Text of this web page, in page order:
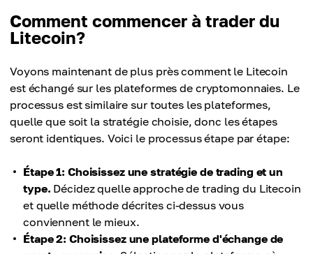
Comment commencer à trader du
Litecoin?
Voyons maintenant de plus près comment le Litecoin
est échangé sur les plateformes de cryptomonnaies. Le
processus est similaire sur toutes les plateformes,
quelle que soit la stratégie choisie, donc les étapes
seront identiques. Voici le processus étape par étape:
Étape 1: Choisissez une stratégie de trading et un
type. Décidez quelle approche de trading du Litecoin
et quelle méthode décrites ci-dessus vous
conviennent le mieux.
Étape 2: Choisissez une plateforme d'échange de